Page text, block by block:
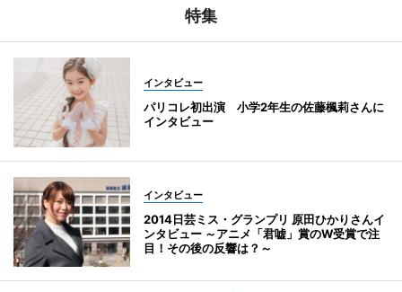
特集
インタビュー
パリコレ初出演 小学2年生の佐藤楓莉さんに
インタビュー
インタビュー
2014日芸ミス・グランプリ 原田ひかりさんイ
ンタビュー ～アニメ「君嘘」賞のW受賞で注
目！その後の反響は？～